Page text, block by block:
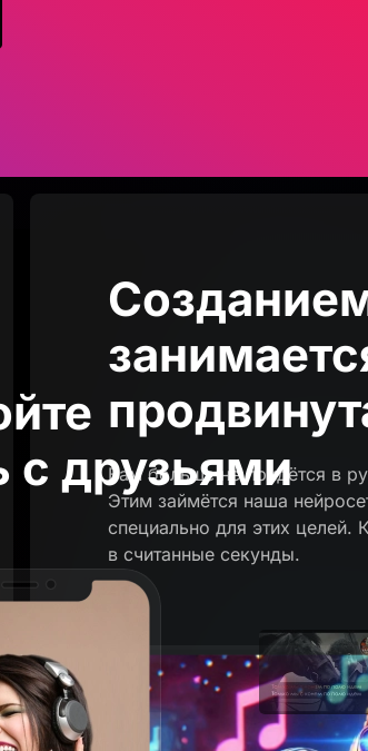
Вам больше не придётся в
Этим займётся наша
специально для этих целей.
в считанные секунды.
с друзьями